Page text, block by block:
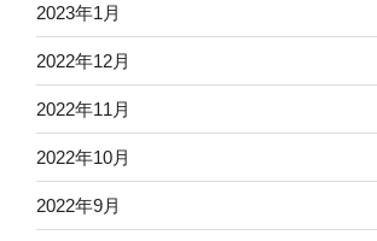
2023年1月
2022年12月
2022年11月
2022年10月
2022年9月